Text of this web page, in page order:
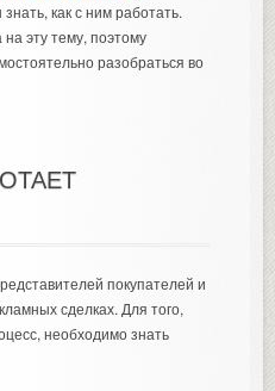
как с ним работать.
эту тему, поэтому
разобраться во
покупателей и
сделках. Для того,
необходимо знать